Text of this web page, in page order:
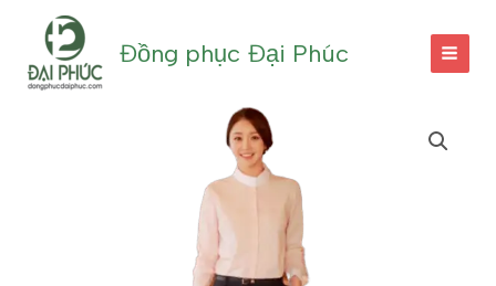
dung
Đồng phục Đại Phúc